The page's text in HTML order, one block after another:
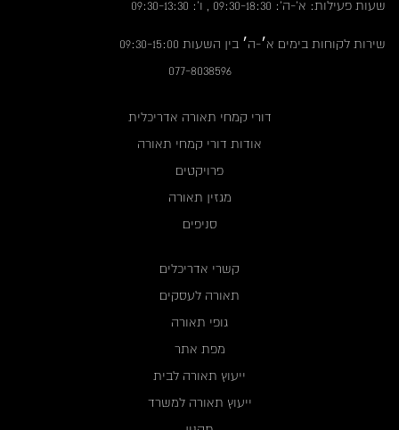
שעות פעילות: א'-ה': 09:30-18:30 , ו': 09:30-13:30
שירות לקוחות בימים א׳-ה׳ בין השעות 09:30-15:00
077-8038596
דורי קמחי תאורה אדריכלית
אודות דורי קמחי תאורה
פרויקטים
מגזין תאורה
סניפים
קשרי אדריכלים
תאורה לעסקים
גופי תאורה
מפת אתר
ייעוץ תאורה לבית
ייעוץ תאורה למשרד